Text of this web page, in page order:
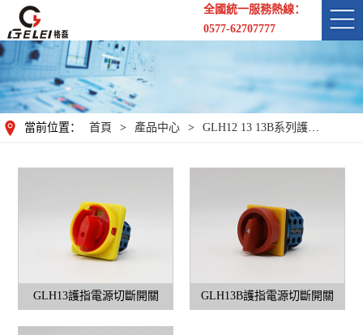
全國統一服務熱線：
0577-62707777
當前位置： 首頁 > 產品中心 > GLH12 13 13B系列護指電源切斷開關
GLH13護指電源切斷開關 GLH13B護指電源切斷開關